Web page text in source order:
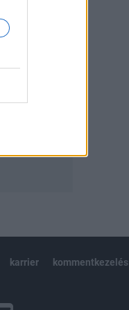
karrier kommentkezelés